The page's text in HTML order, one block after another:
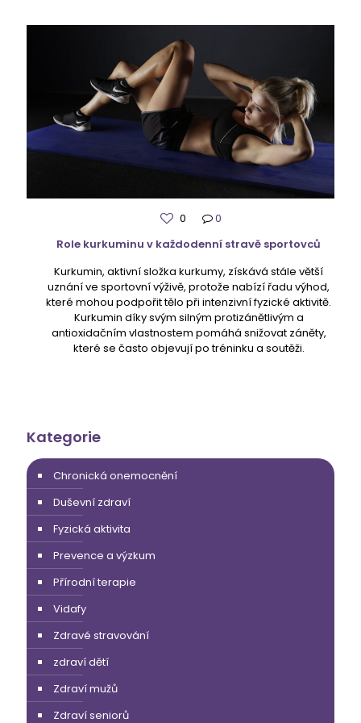
0
0
Role kurkuminu v každodenní stravě sportovců
Kurkumin, aktivní složka kurkumy, získává stále větší
uznání ve sportovní výživě, protože nabízí řadu výhod,
které mohou podpořit tělo při intenzivní fyzické aktivitě.
Kurkumin díky svým silným protizánětlivým a
antioxidačním vlastnostem pomáhá snižovat záněty,
které se často objevují po tréninku a soutěži.
Kategorie
Chronická onemocnění
Duševní zdraví
Fyzická aktivita
Prevence a výzkum
Přírodní terapie
Vidafy
Zdravé stravování
zdraví dětí
Zdraví mužů
Zdraví seniorů